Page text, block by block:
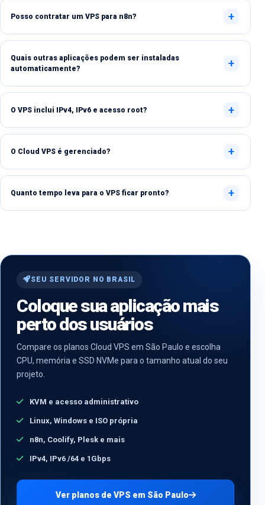
Posso contratar um VPS para n8n?
Quais outras aplicações podem ser instaladas
automaticamente?
O VPS inclui IPv4, IPv6 e acesso root?
O Cloud VPS é gerenciado?
Quanto tempo leva para o VPS ficar pronto?
SEU SERVIDOR NO BRASIL
Coloque sua aplicação mais
perto dos usuários
Compare os planos Cloud VPS em São Paulo e escolha
CPU, memória e SSD NVMe para o tamanho atual do seu
projeto.
KVM e acesso administrativo
Linux, Windows e ISO própria
n8n, Coolify, Plesk e mais
IPv4, IPv6 /64 e 1Gbps
Ver planos de VPS em São Paulo